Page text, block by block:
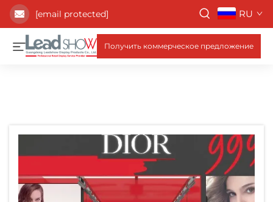
[email protected] RU
Получить коммерческое предложение